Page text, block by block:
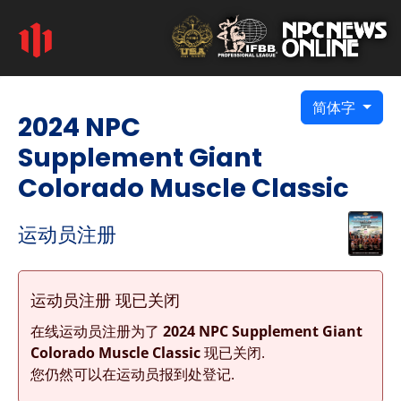
简体字
2024 NPC
Supplement Giant
Colorado Muscle Classic
运动员注册
运动员注册 现已关闭
在线运动员注册为了 2024 NPC Supplement Giant
Colorado Muscle Classic现已关闭.
您仍然可以在运动员报到处登记.